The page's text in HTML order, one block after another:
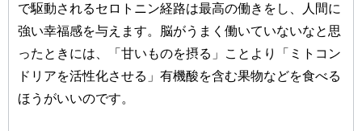
で駆動されるセロトニン経路は最高の働きをし、人間に
強い幸福感を与えます。脳がうまく働いていないなと思
ったときには、「甘いものを摂る」ことより「ミトコン
ドリアを活性化させる」有機酸を含む果物などを食べる
ほうがいいのです。